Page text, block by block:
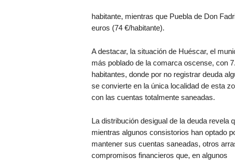
habitante, mientras que Puebla de Don
euros (74 €/habitante).
A destacar, la situación de Huéscar, el
más poblado de la comarca oscense, con
habitantes, donde por no registrar deuda
se convierte en la única localidad de esta
con las cuentas totalmente saneadas.
La distribución desigual de la deuda revela
mientras algunos consistorios han optado
mantener sus cuentas saneadas, otros
compromisos financieros que, en algunos